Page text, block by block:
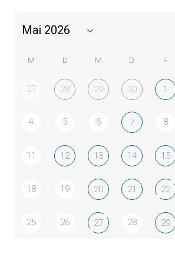
M D M D F
27 28 29 30 1
4 5 6 7 8
11 12 13 14 15
18 19 20 21 22
25 26 27 28 29